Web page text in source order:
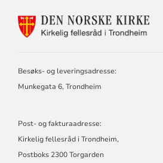
Besøks- og leveringsadresse:
Munkegata 6, Trondheim
Post- og fakturaadresse:
Kirkelig fellesråd i Trondheim,
Postboks 2300 Torgarden